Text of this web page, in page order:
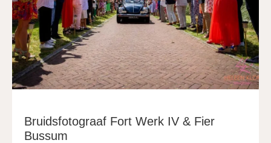
Bruidsfotograaf Fort Werk IV & Fier
Bussum